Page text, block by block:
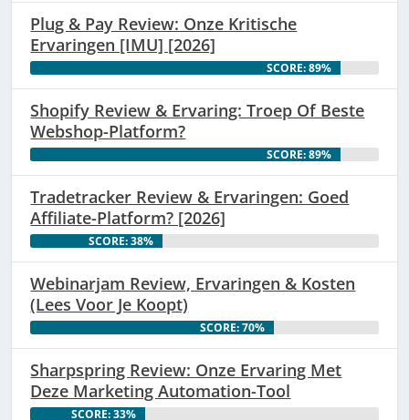
Plug & Pay Review: Onze Kritische
Ervaringen [IMU] [2026]
SCORE: 89%
Shopify Review & Ervaring: Troep Of Beste
Webshop-Platform?
SCORE: 89%
Tradetracker Review & Ervaringen: Goed
Affiliate-Platform? [2026]
SCORE: 38%
Webinarjam Review, Ervaringen & Kosten
(Lees Voor Je Koopt)
SCORE: 70%
Sharpspring Review: Onze Ervaring Met
Deze Marketing Automation-Tool
SCORE: 33%